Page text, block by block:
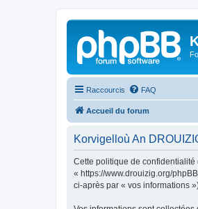
Raccourcis FAQ
Accueil du forum
Korvigelloù An
Cette politique de confidentialité
« https://www.drouizig.org/
ci-après par « vos informations